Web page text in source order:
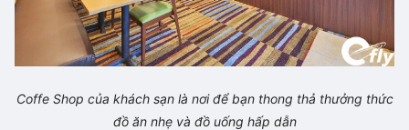
Coffe Shop của khách sạn là nơi để bạn thong thả thưởng thức
đồ ăn nhẹ và đồ uống hấp dẫn